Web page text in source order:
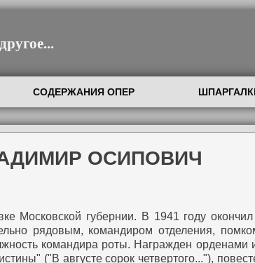
СОДЕРЖАНИЯ ОПЕР
ОСИПОВИЧ
Московской губернии. В 1941 году
рядовым, командиром отделения,
командира роты. Награжден
("В августе сорок четвертого..."),